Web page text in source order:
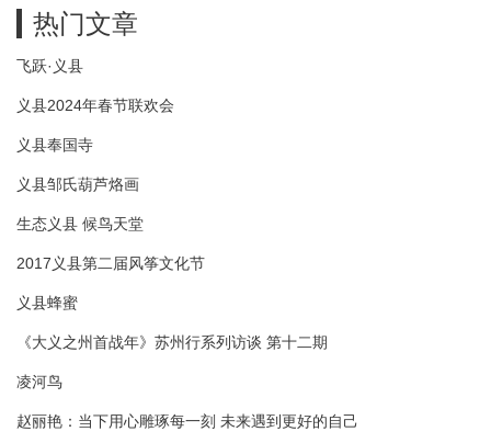
热门文章
飞跃·义县
义县2024年春节联欢会
义县奉国寺
义县邹氏葫芦烙画
生态义县 候鸟天堂
2017义县第二届风筝文化节
义县蜂蜜
《大义之州首战年》苏州行系列访谈 第十二期
凌河鸟
赵丽艳：当下用心雕琢每一刻 未来遇到更好的自己